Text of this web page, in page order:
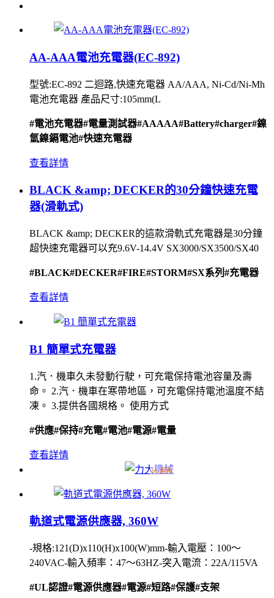
AA-AAA電池充電器(EC-892)
型號:EC-892 二迴路,快速充電器 AA/AAA, Ni-Cd/Ni-Mh
電池充電器 產品尺寸:105mm(L
#電池充電器#電量測試器#AAAAA#Battery#charger#鎳
氫鎳鎘電池#快速充電器
查看詳情
BLACK &amp; DECKER的30分鐘快速充電
器(滑軌式)
BLACK &amp; DECKER的這款滑軌式充電器是30分鐘
超快速充電器可以充9.6V-14.4V SX3000/SX3500/SX40
#BLACK#DECKER#FIRE#STORM#SX系列 #充電器
查看詳情
B1 簡單式充電器
1.汽．機車久未發動行駛，可充電保持電池容量及壽
命。 2.汽．機車在寒帶地區，可充電保持電池溫度不結
凍。 3.提供各國規格。 使用方式
#供應#保持#充電#電池#電源#電量
查看詳情
軌道式電源供應器, 360W
-規格:121(D)x110(H)x100(W)mm-輸入電壓：100〜
240VAC-輸入頻率：47〜63HZ-突入電流：22A/115VA
#UL認證#電源供應器#電源#短路#保護#支架